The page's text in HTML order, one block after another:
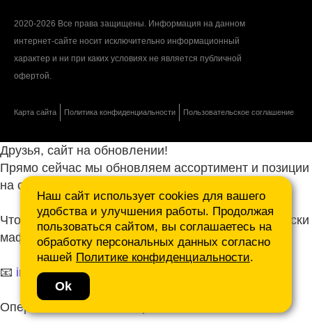
2020-2026 Все права защищены. Информация на данном
интернет-сайте носит исключительно информационный
характер и ни при каких условиях не является публичной
офертой.
Карта сайта Политика конфиденциальности Пользовательское соглашение
Наш сайт использует cookies для вашего
удобства и улучшения работы. Продолжая
пользоваться сайтом, вы соглашаетесь на
обработку персональных данных согласно
нашей Политике конфиденциальности.
Ok
Друзья, сайт на обновлении!
Прямо сейчас мы обновляем ассортимент и позиции
на сайте.
Чтобы не ждать, присылайте ваши запросы и списки
маф нам на почту.
📧 info@mafmasterfibre.ru
Оперативно ответим и просчитаем КП!